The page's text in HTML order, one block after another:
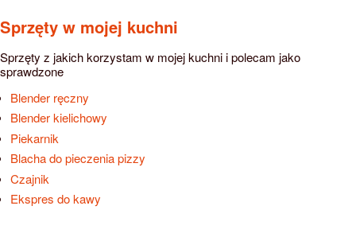
Sprzęty w mojej kuchni
Sprzęty z jakich korzystam w mojej kuchni i polecam jako
sprawdzone
Blender ręczny
Blender kielichowy
Piekarnik
Blacha do pieczenia pizzy
Czajnik
Ekspres do kawy